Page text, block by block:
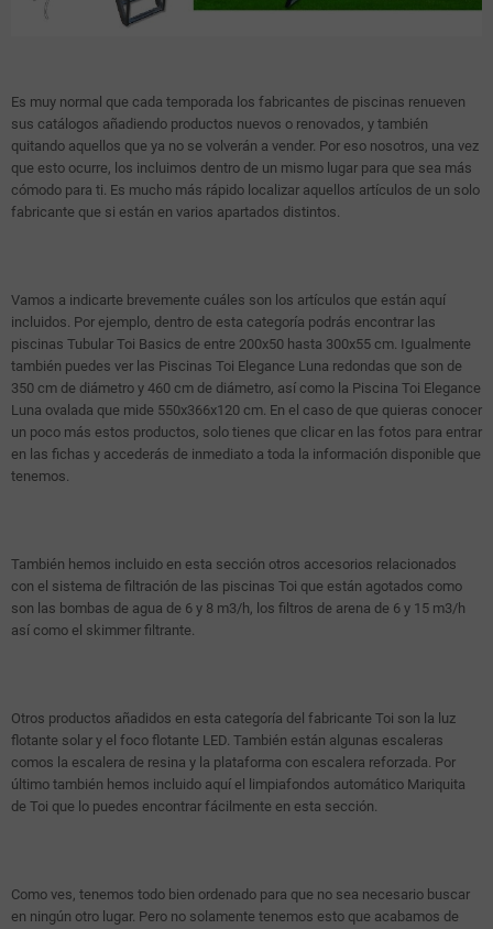
Es muy normal que cada temporada los fabricantes de piscinas renueven
sus catálogos añadiendo productos nuevos o renovados, y también
quitando aquellos que ya no se volverán a vender. Por eso nosotros, una vez
que esto ocurre, los incluimos dentro de un mismo lugar para que sea más
cómodo para ti. Es mucho más rápido localizar aquellos artículos de un solo
fabricante que si están en varios apartados distintos.
Vamos a indicarte brevemente cuáles son los artículos que están aquí
incluidos. Por ejemplo, dentro de esta categoría podrás encontrar las
piscinas Tubular Toi Basics de entre 200x50 hasta 300x55 cm. Igualmente
también puedes ver las Piscinas Toi Elegance Luna redondas que son de
350 cm de diámetro y 460 cm de diámetro, así como la Piscina Toi Elegance
Luna ovalada que mide 550x366x120 cm. En el caso de que quieras conocer
un poco más estos productos, solo tienes que clicar en las fotos para entrar
en las fichas y accederás de inmediato a toda la información disponible que
tenemos.
También hemos incluido en esta sección otros accesorios relacionados
con el sistema de filtración de las piscinas Toi que están agotados como
son las bombas de agua de 6 y 8 m3/h, los filtros de arena de 6 y 15 m3/h
así como el skimmer filtrante.
Otros productos añadidos en esta categoría del fabricante Toi son la luz
flotante solar y el foco flotante LED. También están algunas escaleras
comos la escalera de resina y la plataforma con escalera reforzada. Por
último también hemos incluido aquí el limpiafondos automático Mariquita
de Toi que lo puedes encontrar fácilmente en esta sección.
Como ves, tenemos todo bien ordenado para que no sea necesario buscar
en ningún otro lugar. Pero no solamente tenemos esto que acabamos de